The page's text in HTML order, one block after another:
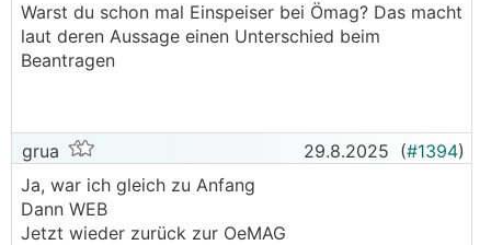
WEB bei mir auch... Kündigung und parallel
OEAMG (Wieder)Antrag sind raus... Warum aber
kriegt man eine email mit 168h Zeit, Unterlagen
Jetzt hab ich halt die Einspeisevollmacht per
separater Email and das Ömag-Servicecenter
geschickt.
───────────────
Warst du schon mal Einspeiser bei Ömag? Das macht
laut deren Aussage einen Unterschied beim
Beantragen
grua 29.8.2025 (#1394)
Ja, war ich gleich zu Anfang
Dann WEB
Jetzt wieder zurück zur OeMAG